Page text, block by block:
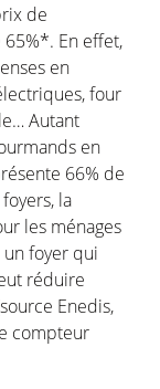
de
65%*. En effet,
en
four
Autant
en
66% de
la
les ménages
un foyer qui
réduire
Enedis,
compteur